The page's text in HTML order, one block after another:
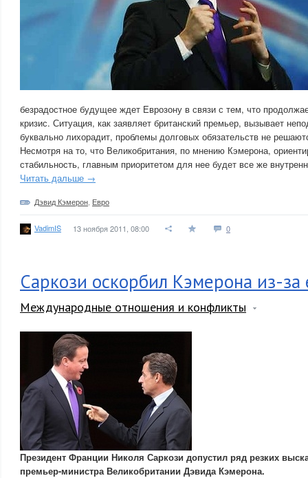
безрадостное будущее ждет Еврозону в связи с тем, что
кризис. Ситуация, как заявляет британский премьер, вызывает
буквально лихорадит, проблемы долговых обязательств не
Несмотря на то, что Великобритания, по мнению Кэмерона,
стабильность, главным приоритетом для нее будет все же
Читать дальше →
Дэвид Кэмерон Евро
VadimIS 13 ноября 2011, 08:00 0
Саркози оскорбил Кэмерона из-за
Международные отношения и конфликты
Президент Франции Николя Саркози допустил ряд резких
премьер-министра Великобритании Дэвида Кэмерона.